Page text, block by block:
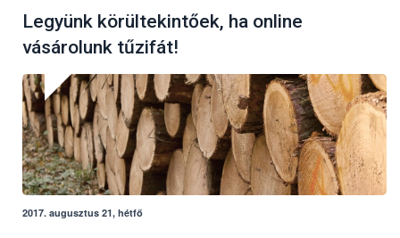
Legyünk körültekintőek, ha online
vásárolunk tűzifát!
2017. augusztus 21, hétfő